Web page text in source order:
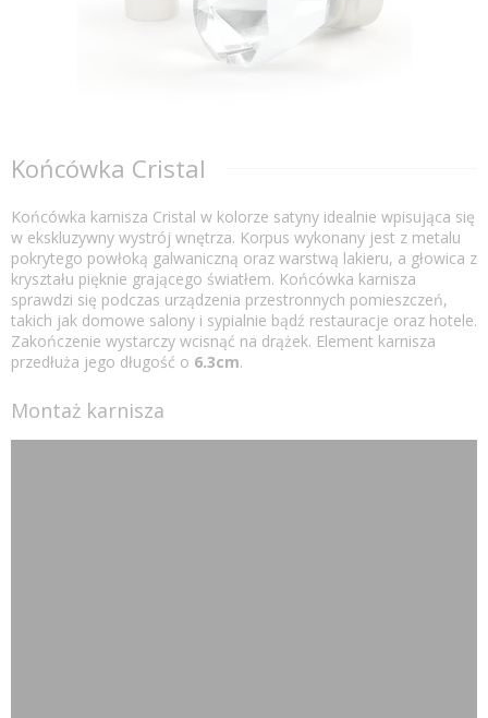
Końcówka Cristal
Końcówka karnisza Cristal w kolorze satyny idealnie wpisująca się
w ekskluzywny wystrój wnętrza. Korpus wykonany jest z metalu
pokrytego powłoką galwaniczną oraz warstwą lakieru, a głowica z
kryształu pięknie grającego światłem. Końcówka karnisza
sprawdzi się podczas urządzenia przestronnych pomieszczeń,
takich jak domowe salony i sypialnie bądź restauracje oraz hotele.
Zakończenie wystarczy wcisnąć na drążek. Element karnisza
przedłuża jego długość o 6.3cm.
Montaż karnisza